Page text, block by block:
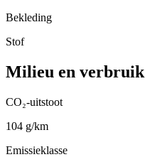
Bekleding
Stof
Milieu en verbruik
CO₂-uitstoot
104 g/km
Emissieklasse